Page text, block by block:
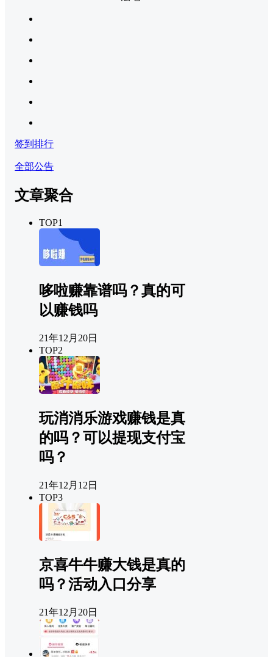
签到排行
全部公告
文章聚合
TOP1
哆啦赚靠谱吗？真的可
以赚钱吗
21年12月20日
TOP2
玩消消乐游戏赚钱是真
的吗？可以提现支付宝
吗？
21年12月12日
TOP3
京喜牛牛赚大钱是真的
吗？活动入口分享
21年12月20日